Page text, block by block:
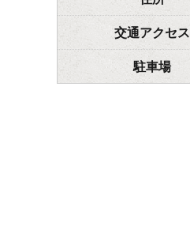
交通アクセス
駐車場